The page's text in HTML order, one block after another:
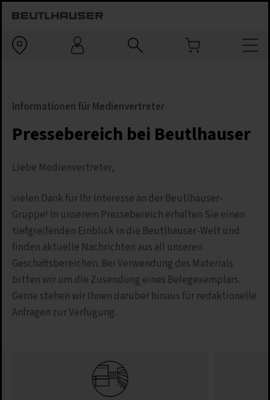
Informationen für Medienvertreter
Pressebereich bei Beutlhauser
Liebe Medienvertreter,
vielen Dank für Ihr Interesse an der Beutlhauser-
Gruppe! In unserem Pressebereich erhalten Sie einen
tiefgreifenden Einblick in die Beutlhauser-Welt und
finden aktuelle Nachrichten aus all unseren
Geschäftsbereichen. Bei Verwendung des Materials
bitten wir um die Zusendung eines Belegexemplars.
Gerne stehen wir Ihnen darüber hinaus für redaktionelle
Anfragen zur Verfügung.